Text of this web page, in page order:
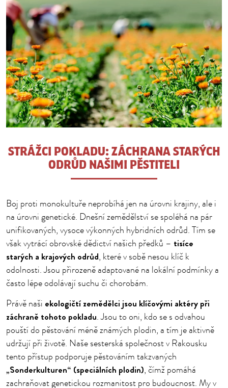
STRÁŽCI POKLADU: ZÁCHRANA STARÝCH
ODRŮD NAŠIMI PĚSTITELI
Boj proti monokultuře neprobíhá jen na úrovni krajiny, ale i
na úrovni genetické. Dnešní zemědělství se spoléhá na pár
unifikovaných, vysoce výkonných hybridních odrůd. Tím se
však vytrácí obrovské dědictví našich předků – tisíce
starých a krajových odrůd, které v sobě nesou klíč k
odolnosti. Jsou přirozeně adaptované na lokální podmínky a
často lépe odolávají suchu či chorobám.
Právě naši ekologičtí zemědělci jsou klíčovými aktéry při
záchraně tohoto pokladu. Jsou to oni, kdo se s odvahou
pouští do pěstování méně známých plodin, a tím je aktivně
udržují při životě. Naše sesterská společnost v Rakousku
tento přístup podporuje pěstováním takzvaných
„Sonderkulturen“ (speciálních plodin), čímž pomáhá
zachraňovat genetickou rozmanitost pro budoucnost. My v